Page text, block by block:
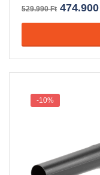
529.990Ft 474.900
-10%